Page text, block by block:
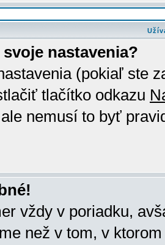
nastavenia?
(pokiaľ ste
tlačítko odkazu
nemusí to byť
vždy v poriadku,
než v tom, v